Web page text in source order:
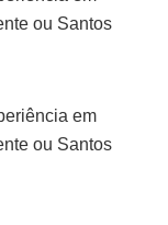
ou Santos
em
ou Santos